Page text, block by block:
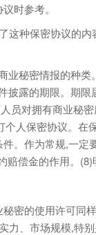
时参考。
种保密协议的内
秘密情报的种类
露的期限。期
员对拥有商业秘
人保密协议。在
。作为常规,一定
偿金的作用。(8)
密的使用许可同
力、市场规模,特